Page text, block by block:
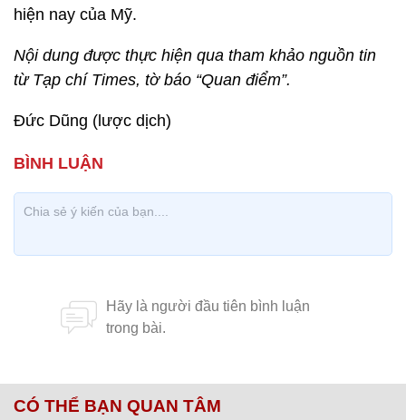
hiện nay của Mỹ.
Nội dung được thực hiện qua tham khảo nguồn tin
từ Tạp chí Times, tờ báo “Quan điểm”.
Đức Dũng (lược dịch)
CÓ THỂ BẠN QUAN TÂM